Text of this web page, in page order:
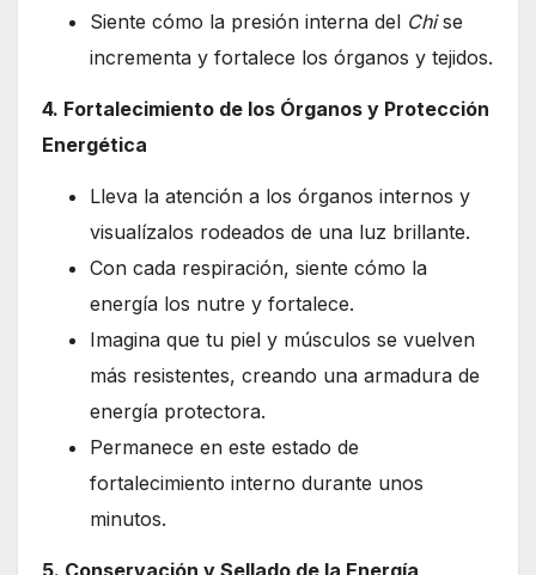
Siente cómo la presión interna del Chise
incrementa y fortalece los órganos y tejidos.
4. Fortalecimiento de los Órganos y Protección
Energética
Lleva la atención a los órganos internos y
visualízalos rodeados de una luz brillante.
Con cada respiración, siente cómo la
energía los nutre y fortalece.
Imagina que tu piel y músculos se vuelven
más resistentes, creando una armadura de
energía protectora.
Permanece en este estado de
fortalecimiento interno durante unos
minutos.
5. Conservación y Sellado de la Energía